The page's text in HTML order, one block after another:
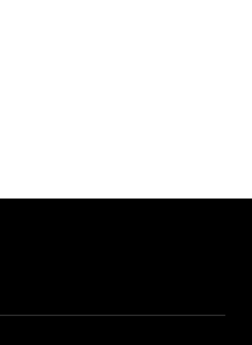
tab)